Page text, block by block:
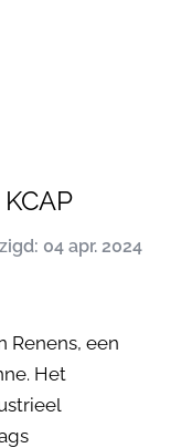
04 apr. 2024
Renens, een
Het